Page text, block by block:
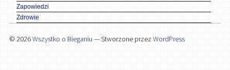
Zapowiedzi
Zdrowie
© 2026Wszystko o Bieganiu — Stworzone przezWordPress